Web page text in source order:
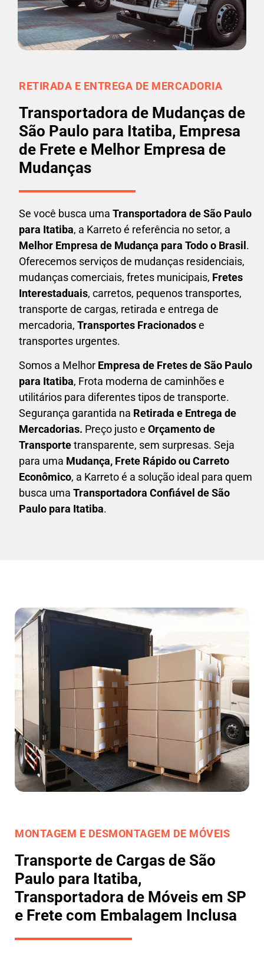
RETIRADA E ENTREGA DE MERCADORIA
Transportadora de Mudanças de
São Paulo para Itatiba, Empresa
de Frete e Melhor Empresa de
Mudanças
Se você busca uma Transportadora de São Paulo
para Itatiba, a Karreto é referência no setor, a
Melhor Empresa de Mudança para Todo o Brasil.
Oferecemos serviços de mudanças residenciais,
mudanças comerciais, fretes municipais, Fretes
Interestaduais, carretos, pequenos transportes,
transporte de cargas, retirada e entrega de
mercadoria, Transportes Fracionadose
transportes urgentes.
Somos a Melhor Empresa de Fretesde São Paulo
para Itatiba, Frota moderna de caminhões e
utilitários para diferentes tipos de transporte.
Segurança garantida na Retirada e Entrega de
Mercadorias. Preço justo e Orçamento de
Transportetransparente, sem surpresas. Seja
para uma Mudança, Frete Rápido ou Carreto
Econômico, a Karretoé a solução ideal para quem
busca uma Transportadora Confiável de São
Paulo para Itatiba.
MONTAGEM E DESMONTAGEM DE MÓVEIS
Transporte de Cargas de São
Paulo para Itatiba,
Transportadora de Móveis em SP
e Frete com Embalagem Inclusa